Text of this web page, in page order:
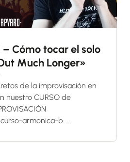
– Cómo tocar el solo
Much Longer»
de la improvisación en
nuestro CURSO de
armonica-b…...